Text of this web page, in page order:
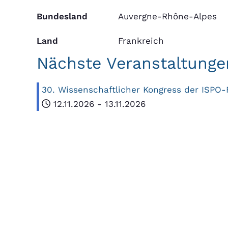
Bundesland Auvergne-Rhône-Alpes
Land Frankreich
Nächste
30. Wissenschaftlicher Kongress der
12.11.2026 - 13.11.2026